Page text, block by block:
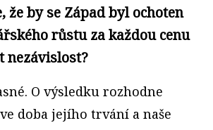
že by se Západ byl ochoten
růstu za každou cenu
nezávislost?
O výsledku rozhodne
doba jejího trvání a naše